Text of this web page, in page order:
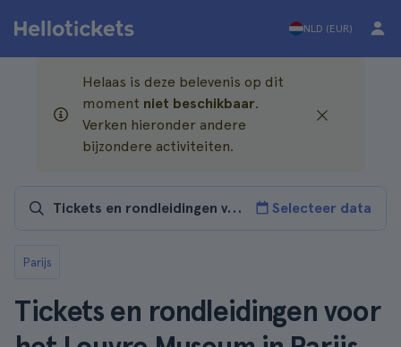
NLD (EUR)
Helaas is deze belevenis op dit
moment niet beschikbaar.
Verken hieronder andere
bijzondere activiteiten.
Selecteer data
Parijs
Tickets en rondleidingen voor